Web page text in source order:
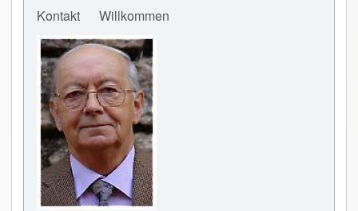
Kontakt Willkommen